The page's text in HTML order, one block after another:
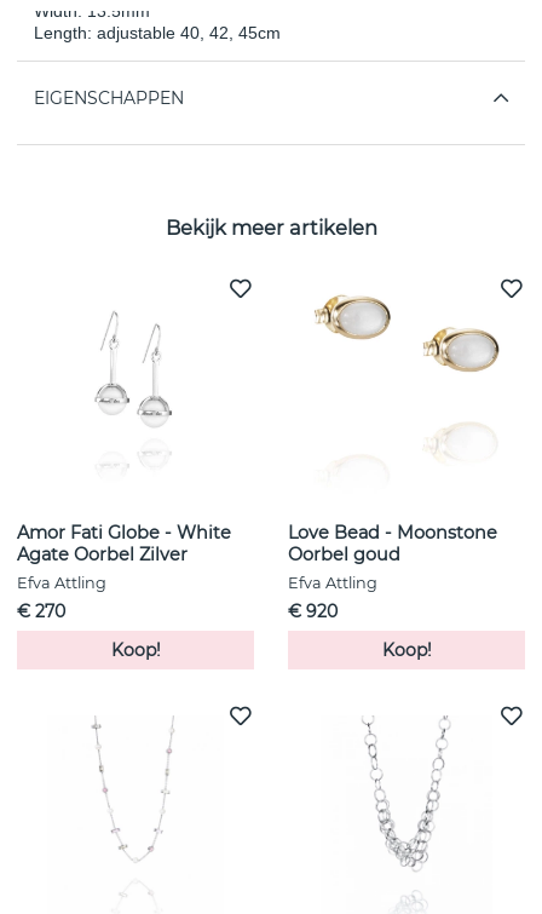
Width: 13.5mm
Length: adjustable 40, 42, 45cm
EIGENSCHAPPEN
Bekijk meer artikelen
Amor Fati Globe - White
Agate Oorbel Zilver
Efva Attling
€ 270
Koop!
Love Bead - Moonstone
Oorbel goud
Efva Attling
€ 920
Koop!